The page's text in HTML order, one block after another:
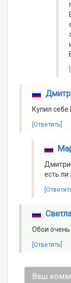
Купил себе
[Ответить]
есть ли
Обои очень
[Ответить]
Ваш